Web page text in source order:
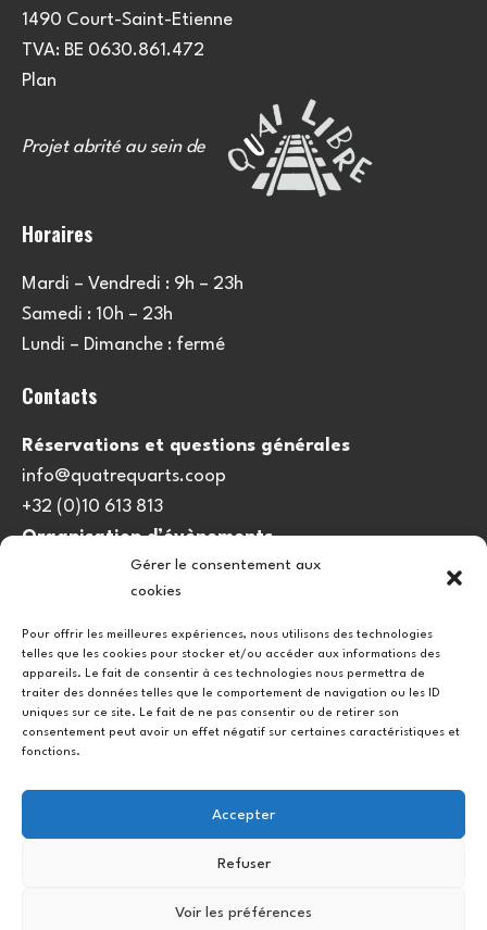
Gérer le consentement aux
cookies
Pour offrir les meilleures expériences, nous utilisons des technologies
telles que les cookies pour stocker et/ou accéder aux informations des
appareils. Le fait de consentir à ces technologies nous permettra de
traiter des données telles que le comportement de navigation ou les ID
uniques sur ce site. Le fait de ne pas consentir ou de retirer son
consentement peut avoir un effet négatif sur certaines caractéristiques et
fonctions.
Accepter
Refuser
Voir les préférences
1490 Court-Saint-Etienne
TVA: BE 0630.861.472
Plan
Projet abrité au sein de
Horaires
Mardi – Vendredi : 9h – 23h
Samedi : 10h – 23h
Lundi – Dimanche : fermé
Contacts
Réservations et questions générales
info@quatrequarts.coop
+32 (0)10 613 813
Organisation d’évènements
viedulieu@quatrequarts.coop
Politique de cookies (UE)